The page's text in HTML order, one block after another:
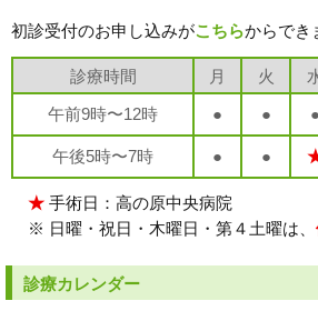
初診受付のお申し込みがこちらからでき
診療時間 月 火
午前9時〜12時
● ● ●
午後5時〜7時 ● ●
★ 手術日：高の原中央病院
※ 日曜・祝日・木曜日・第４土曜は、
診療カレンダー